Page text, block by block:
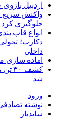
اردبیل
واکنش سریع
جلوگیری کرد
انواع قاب
دکارت؛
داخلی
آماده سازی
کشف
شد
ورود
نوشته
سایدبار